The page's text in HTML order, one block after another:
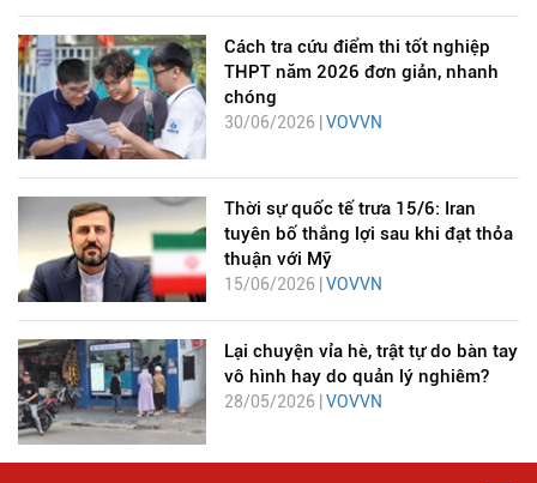
Cách tra cứu điểm thi tốt nghiệp
THPT năm 2026 đơn giản, nhanh
chóng
30/06/2026 | VOVVN
Thời sự quốc tế trưa 15/6: Iran
tuyên bố thắng lợi sau khi đạt thỏa
thuận với Mỹ
15/06/2026 | VOVVN
Lại chuyện vỉa hè, trật tự do bàn tay
vô hình hay do quản lý nghiêm?
28/05/2026 | VOVVN